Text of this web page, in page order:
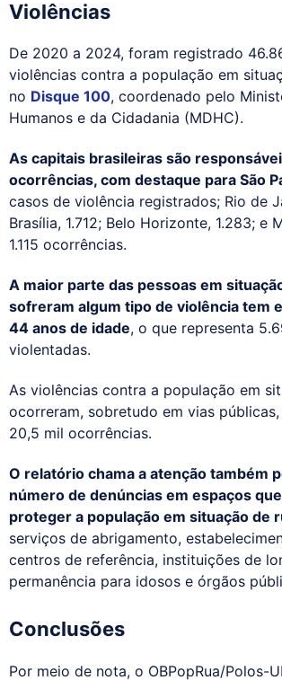
Violências
De 2020 a 2024, foram registrado
violências contra a população em
no Disque 100, coordenado pelo
Humanos e da Cidadania (MDHC).
As capitais brasileiras são
ocorrências, com destaque para São
casos de violência registrados; Rio de
Brasília, 1.712; Belo Horizonte, 1.283; e
1.115 ocorrências.
A maior parte das pessoas em
sofreram algum tipo de violência tem
44 anos de idade, o que representa
violentadas.
As violências contra a população em
ocorreram, sobretudo em vias
20,5 mil ocorrências.
O relatório chama a atenção também
número de denúncias em espaços
proteger a população em situação de
serviços de abrigamento,
centros de referência, instituições de
permanência para idosos e órgãos
Conclusões
Por meio de nota, o OBPopRua/Polos-